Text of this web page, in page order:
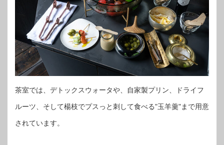
茶室では、デトックスウォータや、自家製プリン、ドライフ
ルーツ、そして楊枝でプスっと刺して食べる"玉羊羹"まで用意
されています。